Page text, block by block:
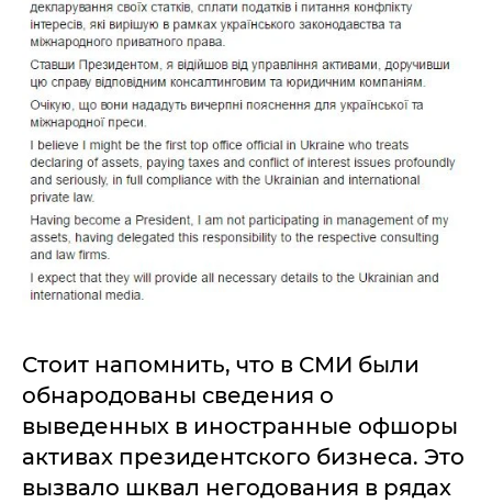
Стоит напомнить, что в СМИ были
обнародованы сведения о
выведенных в иностранные офшоры
активах президентского бизнеса. Это
вызвало шквал негодования в рядах